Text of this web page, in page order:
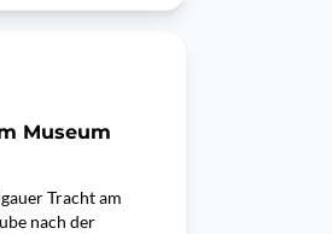
Museum
Tracht am
nach der